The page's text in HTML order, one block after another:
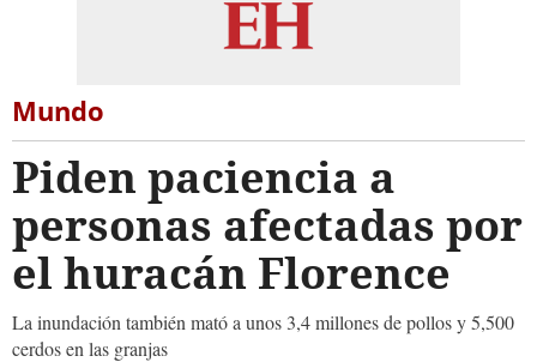
Mundo
Piden paciencia a
personas afectadas por
el huracán Florence
La inundación también mató a unos 3,4 millones de pollos y 5,500
cerdos en las granjas